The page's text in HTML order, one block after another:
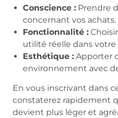
Conscience : Prendre
concernant vos achats.
Fonctionnalité :
utilité réelle dans
Esthétique : Apporter
environnement avec
En vous inscrivant dans
constaterez rapidement
devient plus léger et